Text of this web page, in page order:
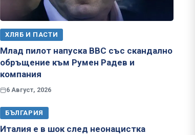
ХЛЯБ И ПАСТИ
Млад пилот напуска ВВС със скандално
обръщение към Румен Радев и
компания
6 Август, 2026
БЪЛГАРИЯ
Италия е в шок след неонацистка